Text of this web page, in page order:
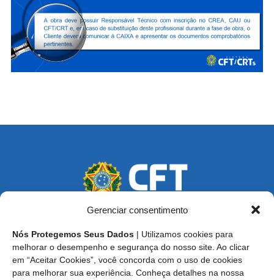
Gerenciar consentimento
Nós Protegemos Seus Dados | Utilizamos cookies para
melhorar o desempenho e segurança do nosso site. Ao clicar
em “Aceitar Cookies”, você concorda com o uso de cookies
para melhorar sua experiência. Conheça detalhes na nossa
Endereço: SCS, Quadra 02, Bloco D, Ed. Oscar Niemeyer,
9º Andar CEP 70.316-900 - Brasília/DF
Central de Atendimento ao Técnico:0800 016-1515